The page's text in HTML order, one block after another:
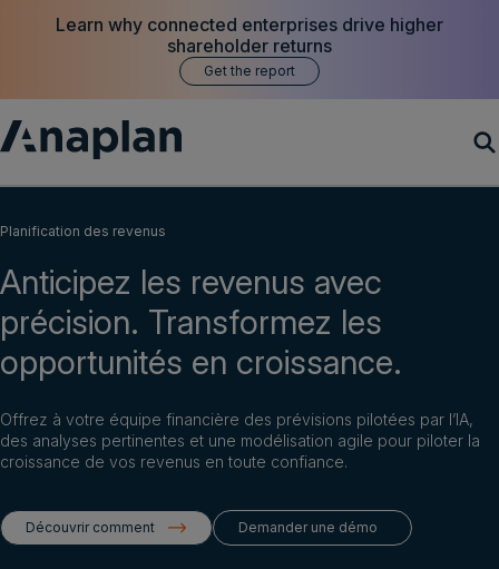
Learn why connected enterprises drive higher
shareholder returns
Get the report
Clients
Ressources
Connexion client
Planification des revenus
Anticipez les revenus avec
précision. Transformez les
opportunités en croissance.
Offrez à votre équipe financière des prévisions pilotées par l’IA,
des analyses pertinentes et une modélisation agile pour piloter la
croissance de vos revenus en toute confiance.
Découvrir comment Demander une démo